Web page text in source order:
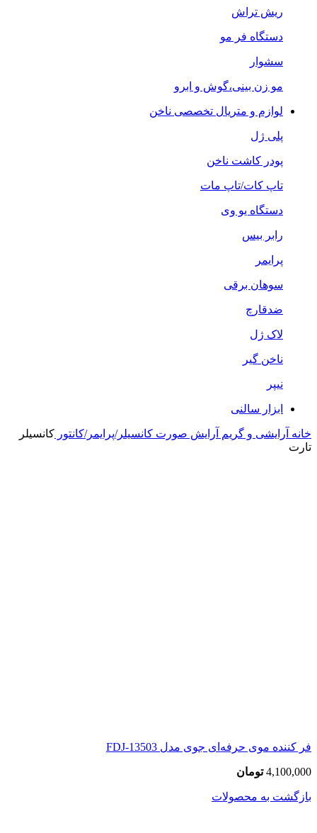
ریش تراش
دستگاه فر مو
سشوار
مو زن بینی،گوش و ابرو
لوازم و متریال تخصصی ناخن
پلی ژل
پودر کاشت ناخن
تاپ کات/تاپ مات
دستگاه یو وی
رابر بیس
پرایمر
سوهان برقی
ضدقارچ
لاک ژل
ناخن گیر
نیپر
ابزار سالنی
خانه آرایشی و گریم آرایش صورت کانسیلر/پرایمر/کانتور کانسیلر
تارت
فر کننده موی حرفه‌ای جوی مدل FDJ-13503
4,100,000 تومان
بازگشت به محصولات